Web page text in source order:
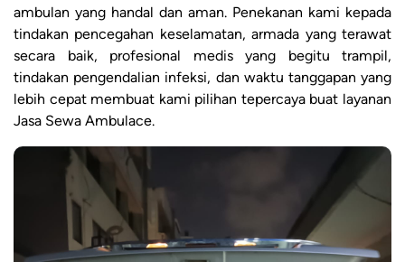
ambulan yang handal dan aman. Penekanan kami kepada
tindakan pencegahan keselamatan, armada yang terawat
secara baik, profesional medis yang begitu trampil,
tindakan pengendalian infeksi, dan waktu tanggapan yang
lebih cepat membuat kami pilihan tepercaya buat layanan
Jasa Sewa Ambulace.